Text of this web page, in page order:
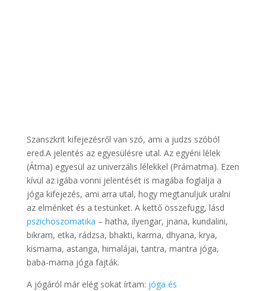
Szanszkrit kifejezésről van szó, ami a judzs szóból
ered.A jelentés az egyesülésre utal. Az egyéni lélek
(Átma) egyesül az univerzális lélekkel (Prámatma). Ezen
kívül az igába vonni jelentését is magába foglalja a
jóga kifejezés, ami arra utal, hogy megtanuljuk uralni
az elménket és a testünket. A kettő összefügg, lásd
pszichoszomatika – hatha, ilyengar, jnana, kundalini,
bikram, etka, rádzsa, bhakti, karma, dhyana, krya,
kismama, astanga, himalájai, tantra, mantra jóga,
baba-mama jóga fajták.
A jógáról már elég sokat írtam: jóga és